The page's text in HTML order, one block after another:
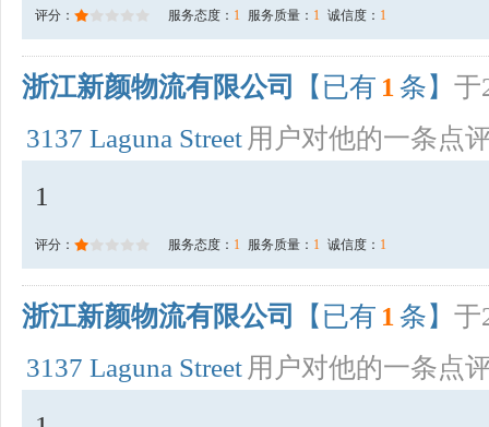
评分： 服务态度： 1 服务质量： 1 诚信度： 1
浙江新颜物流有限公司 【已有 1 条】 于
3137 Laguna Street 用户对他的一条点
1
评分： 服务态度： 1 服务质量： 1 诚信度： 1
浙江新颜物流有限公司 【已有 1 条】 于
3137 Laguna Street 用户对他的一条点